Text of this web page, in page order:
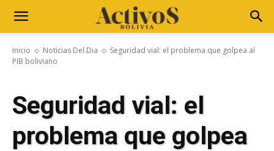
Inicio Noticias Del Dia
Seguridad vial: el problema que golpea al
PIB boliviano
Seguridad vial: el
problema que golpea